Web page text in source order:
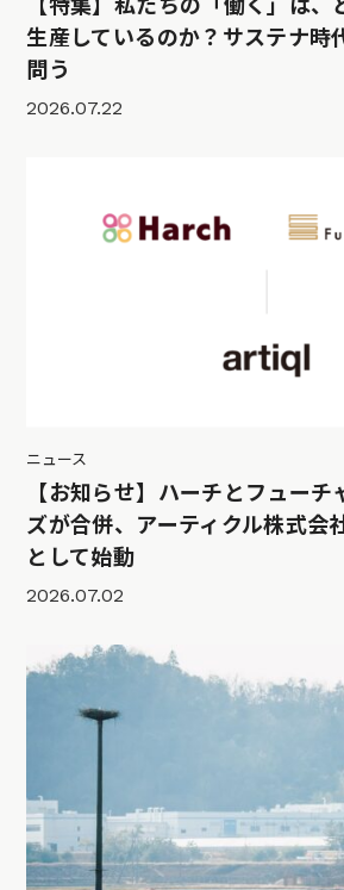
【特集】私たちの「働く」は
生産しているのか？サステナ時
問う
2026.07.22
ニュース
【お知らせ】ハーチとフューチ
ズが合併、アーティクル株式会
として始動
2026.07.02